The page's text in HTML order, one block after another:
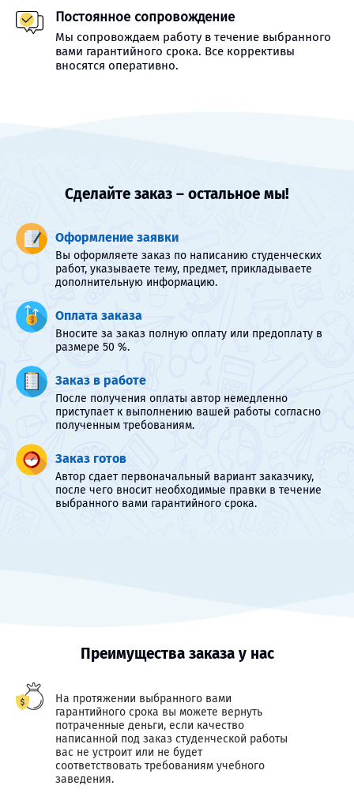
Постоянное сопровождение
Мы сопровождаем работу в течение выбранного
вами гарантийного срока. Все коррективы
вносятся оперативно.
Сделайте заказ – остальное мы!
Оформление заявки
Вы оформляете заказ по написанию студенческих
работ, указываете тему, предмет, прикладываете
дополнительную информацию.
Оплата заказа
Вносите за заказ полную оплату или предоплату в
размере 50 %.
Заказ в работе
После получения оплаты автор немедленно
приступает к выполнению вашей работы согласно
полученным требованиям.
Заказ готов
Автор сдает первоначальный вариант заказчику,
после чего вносит необходимые правки в течение
выбранного вами гарантийного срока.
Преимущества заказа у нас
На протяжении выбранного вами
гарантийного срока вы можете вернуть
потраченные деньги, если качество
написанной под заказ студенческой работы
вас не устроит или не будет
соответствовать требованиям учебного
заведения.